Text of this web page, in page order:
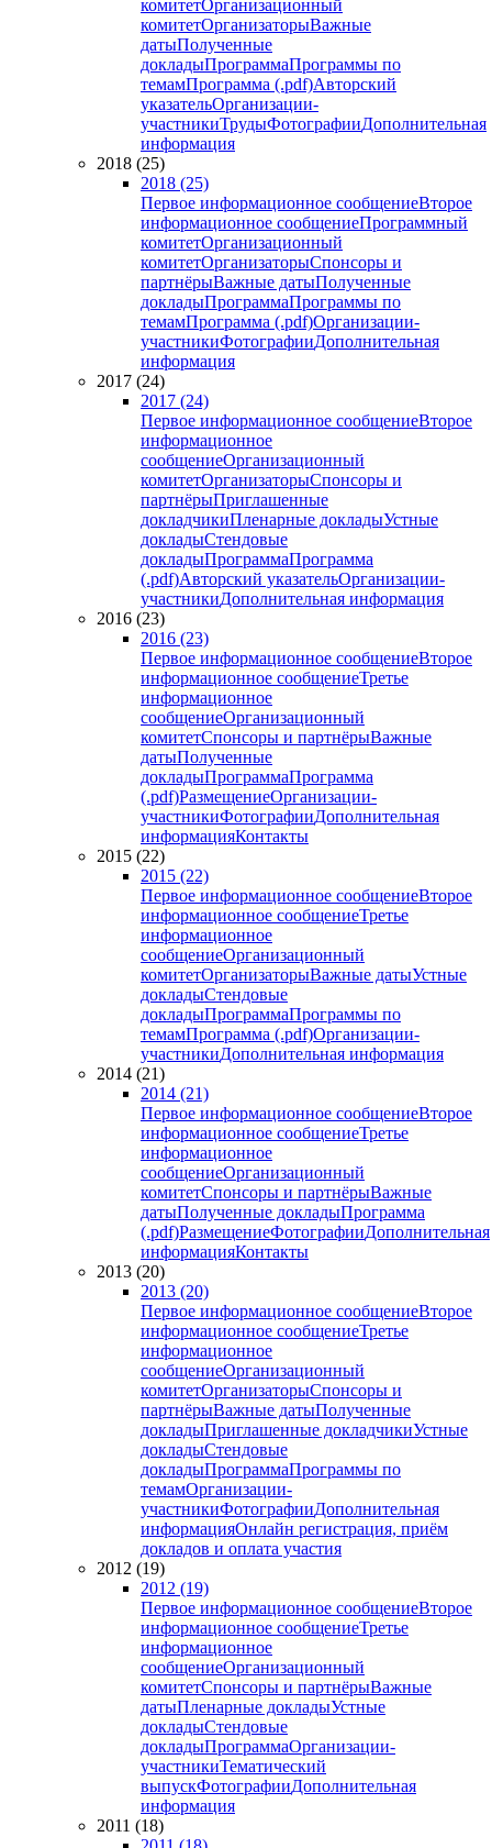
комитетОрганизационный
комитетОрганизаторыВажные
датыПолученные
докладыПрограммаПрограммы по
темамПрограмма (.pdf)Авторский
указательОрганизации-
участникиТрудыФотографииДополнительная
информация
2018 (25)
2018 (25)
Первое информационное сообщениеВторое
информационное сообщениеПрограммный
комитетОрганизационный
комитетОрганизаторыСпонсоры и
партнёрыВажные датыПолученные
докладыПрограммаПрограммы по
темамПрограмма (.pdf)Организации-
участникиФотографииДополнительная
информация
2017 (24)
2017 (24)
Первое информационное сообщениеВторое
информационное
сообщениеОрганизационный
комитетОрганизаторыСпонсоры и
партнёрыПриглашенные
докладчикиПленарные докладыУстные
докладыСтендовые
докладыПрограммаПрограмма
(.pdf)Авторский указательОрганизации-
участникиДополнительная информация
2016 (23)
2016 (23)
Первое информационное сообщениеВторое
информационное сообщениеТретье
информационное
сообщениеОрганизационный
комитетСпонсоры и партнёрыВажные
датыПолученные
докладыПрограммаПрограмма
(.pdf)РазмещениеОрганизации-
участникиФотографииДополнительная
информацияКонтакты
2015 (22)
2015 (22)
Первое информационное сообщениеВторое
информационное сообщениеТретье
информационное
сообщениеОрганизационный
комитетОрганизаторыВажные датыУстные
докладыСтендовые
докладыПрограммаПрограммы по
темамПрограмма (.pdf)Организации-
участникиДополнительная информация
2014 (21)
2014 (21)
Первое информационное сообщениеВторое
информационное сообщениеТретье
информационное
сообщениеОрганизационный
комитетСпонсоры и партнёрыВажные
датыПолученные докладыПрограмма
(.pdf)РазмещениеФотографииДополнительная
информацияКонтакты
2013 (20)
2013 (20)
Первое информационное сообщениеВторое
информационное сообщениеТретье
информационное
сообщениеОрганизационный
комитетОрганизаторыСпонсоры и
партнёрыВажные датыПолученные
докладыПриглашенные докладчикиУстные
докладыСтендовые
докладыПрограммаПрограммы по
темамОрганизации-
участникиФотографииДополнительная
информацияОнлайн регистрация, приём
докладов и оплата участия
2012 (19)
2012 (19)
Первое информационное сообщениеВторое
информационное сообщениеТретье
информационное
сообщениеОрганизационный
комитетСпонсоры и партнёрыВажные
датыПленарные докладыУстные
докладыСтендовые
докладыПрограммаОрганизации-
участникиТематический
выпускФотографииДополнительная
информация
2011 (18)